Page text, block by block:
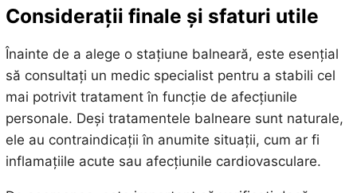
Considerații finale și sfaturi utile
Înainte de a alege o stațiune balneară, este esențial
să consultați un medic specialist pentru a stabili cel
mai potrivit tratament în funcție de afecțiunile
personale. Deși tratamentele balneare sunt naturale,
ele au contraindicații în anumite situații, cum ar fi
inflamațiile acute sau afecțiunile cardiovasculare.